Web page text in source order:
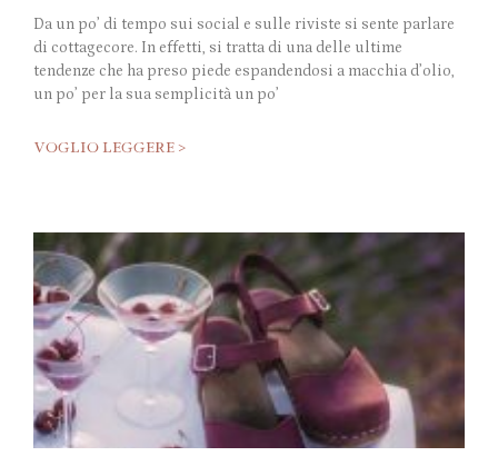
Da un po’ di tempo sui social e sulle riviste si sente parlare
di cottagecore. In effetti, si tratta di una delle ultime
tendenze che ha preso piede espandendosi a macchia d’olio,
un po’ per la sua semplicità un po’
VOGLIO LEGGERE >